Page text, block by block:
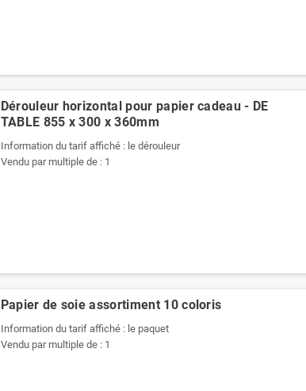
Dérouleur horizontal pour papier cadeau - DE
TABLE 855 x 300 x 360mm
Information du tarif affiché : le dérouleur
Vendu par multiple de : 1
Papier de soie assortiment 10 coloris
Information du tarif affiché : le paquet
Vendu par multiple de : 1